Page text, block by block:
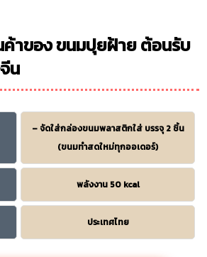
าของ ขนมปุยฝ้าย ต้อนรับ
น
– จัดใส่กล่องขนมพลาสติกใส่ บรรจุ 2 ชิ้น
(ขนมทำสดใหม่ทุกออเดอร์)
พลังงาน 50 kcal
ประเทศไทย